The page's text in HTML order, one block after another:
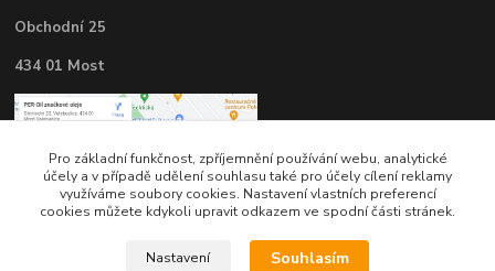
Obchodní 25
434 01 Most
Pro základní funkčnost, zpříjemnění používání webu, analytické
účely a v případě udělení souhlasu také pro účely cílení reklamy
využíváme soubory cookies. Nastavení vlastních preferencí
cookies můžete kdykoli upravit odkazem ve spodní části stránek.
Nastavení Souhlasím